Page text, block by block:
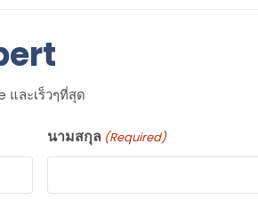
ละเร็วๆที่สุด
นามสกุล (Required)